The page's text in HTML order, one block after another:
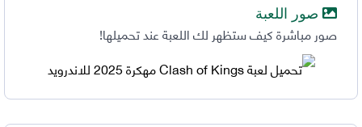
صور اللعبة
صور مباشرة كيف ستظهر لك اللعبة عند تحميلها!